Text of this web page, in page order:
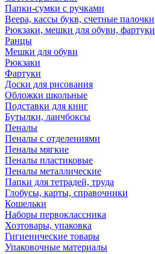
Папки-сумки с ручками
Веера, кассы букв, счетные палочки
Рюкзаки, мешки для обуви, фартуки
Ранцы
Мешки для обуви
Рюкзаки
Фартуки
Доски для рисования
Обложки школьные
Подставки для книг
Бутылки, ланчбоксы
Пеналы
Пеналы с отделениями
Пеналы мягкие
Пеналы пластиковые
Пеналы металлические
Папки для тетрадей, труда
Глобусы, карты, справочники
Кошельки
Наборы первоклассника
Хозтовары, упаковка
Гигиенические товары
Упаковочные материалы